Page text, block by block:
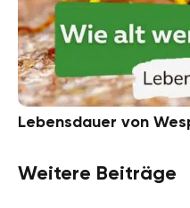
Lebensdauer von
Weitere Beiträge